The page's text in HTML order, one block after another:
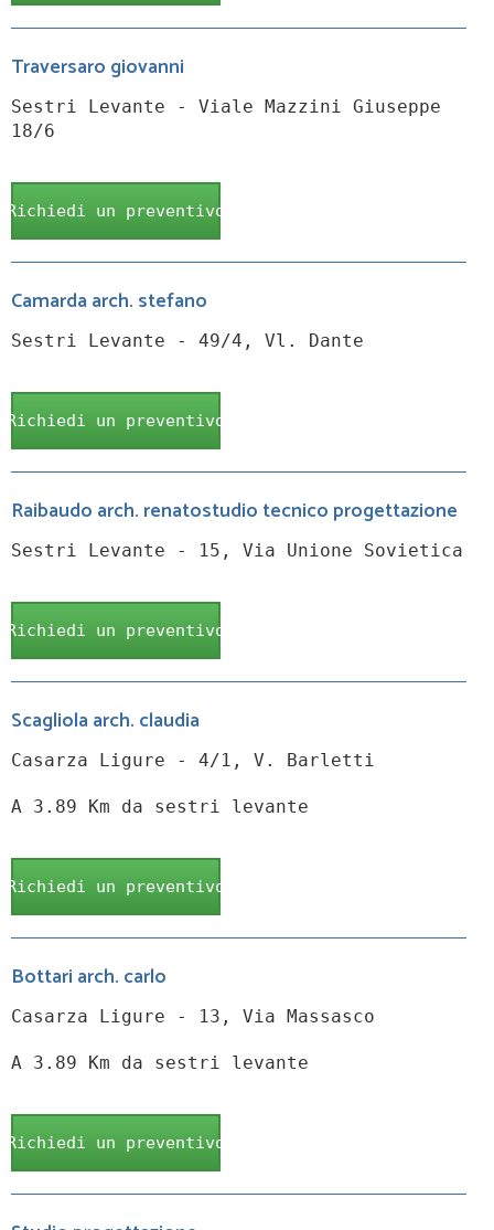
Traversaro giovanni
Sestri Levante - Viale Mazzini Giuseppe
18/6
Richiedi un preventivo
Camarda arch. stefano
Sestri Levante - 49/4, Vl. Dante
Richiedi un preventivo
Raibaudo arch. renatostudio tecnico progettazione
Sestri Levante - 15, Via Unione Sovietica
Richiedi un preventivo
Scagliola arch. claudia
Casarza Ligure - 4/1, V. Barletti
A 3.89 Km da sestri levante
Richiedi un preventivo
Bottari arch. carlo
Casarza Ligure - 13, Via Massasco
A 3.89 Km da sestri levante
Richiedi un preventivo